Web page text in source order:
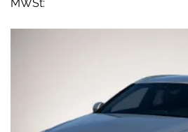
MWSt: